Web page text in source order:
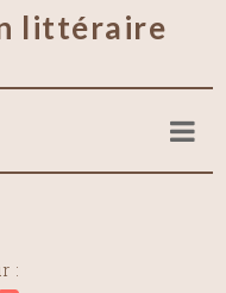
littéraire
: